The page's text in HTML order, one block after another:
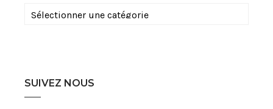
Catégories
SUIVEZ NOUS